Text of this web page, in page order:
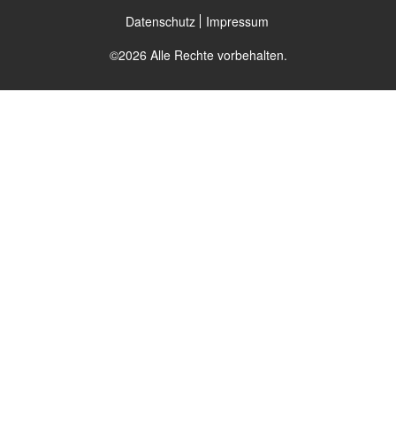
Datenschutz
Impressum
©2026 Alle Rechte vorbehalten.